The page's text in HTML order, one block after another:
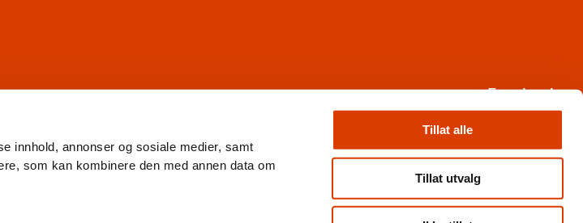
innhold, annonser og sosiale medier, samt
som kan kombinere den med annen data om
Tillat alle
Tillat utvalg
Facebook
Instagram
Nyhetsbrev